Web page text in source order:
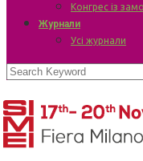
Конгрес із
Журнали
Усі журнали